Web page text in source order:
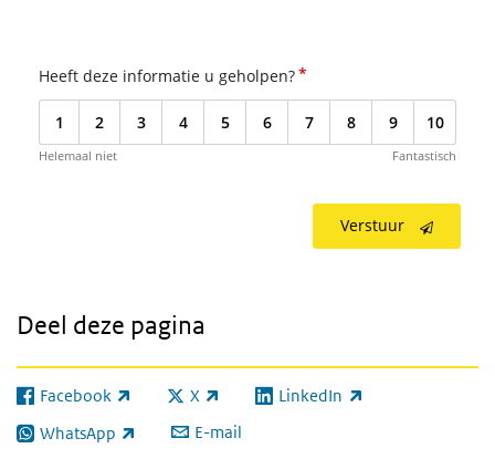
Heeft deze informatie u geholpen?*
1 2 3 4 5 6 7 8 9 10
Helemaal niet Fantastisch
Verstuur
Deel deze pagina
Facebook
(externe link) X
(externe link) LinkedIn
(externe link)
WhatsApp
(externe link) E-mail